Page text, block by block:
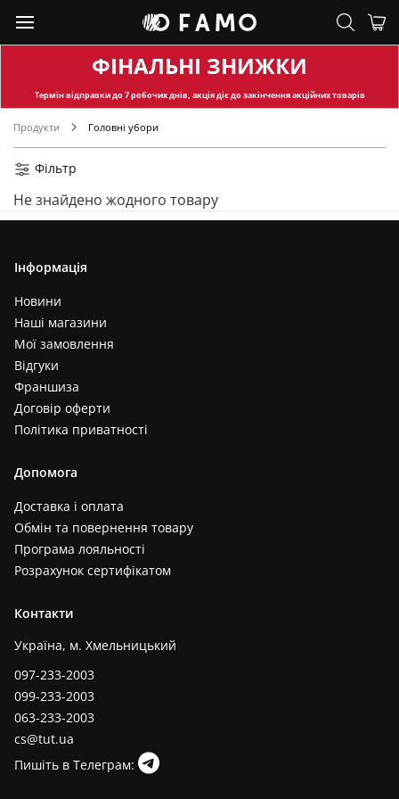
ФІНАЛЬНІ ЗНИЖКИ
Термін відправкидо 7 робочих днів, акція діє до закінчення акційних товарів
Продукти Головні убори
Фільтр
Не знайдено жодного товару
Інформація
Новини
Наші магазини
Мої замовлення
Відгуки
Франшиза
Договір оферти
Політика приватності
Допомога
Доставка і оплата
Обмін та повернення товару
Програма лояльності
Розрахунок сертифікатом
Контакти
Україна, м. Хмельницький
097-233-2003
099-233-2003
063-233-2003
cs@tut.ua
Пишіть в Телеграм: